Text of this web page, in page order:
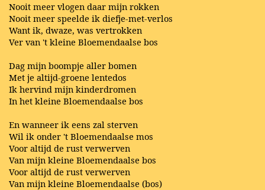
Nooit meer vlogen daar mijn rokken
Nooit meer speelde ik diefje-met-verlos
Want ik, dwaze, was vertrokken
Ver van 't kleine Bloemendaalse bos
Dag mijn boompje aller bomen
Met je altijd-groene lentedos
Ik hervind mijn kinderdromen
In het kleine Bloemendaalse bos
En wanneer ik eens zal sterven
Wil ik onder 't Bloemendaalse mos
Voor altijd de rust verwerven
Van mijn kleine Bloemendaalse bos
Voor altijd de rust verwerven
Van mijn kleine Bloemendaalse (bos)